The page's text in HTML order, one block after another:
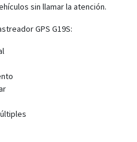
sin llamar la atención.
GPS G19S: